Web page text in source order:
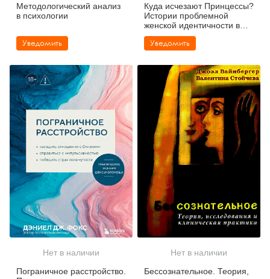
Методологический анализ
в психологии
Уведомить
Куда исчезают Принцессы?
Истории проблемной
женской идентичности в
сказках и в жизни
Уведомить
Нет в наличии
Пограничное расстройство.
Нет в наличии
Бессознательное. Теория,